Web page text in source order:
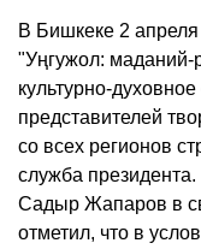
В Бишкеке 2
"Уңгужол: маданий-
культурно-
представителей
со всех регионов
служба президента.
Садыр Жапаров в
отметил, что в